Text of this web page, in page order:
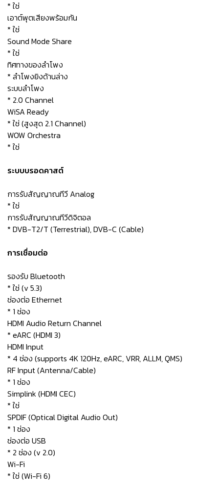
* ใช่
เอาต์พุตเสียงพร้อมกัน
* ใช่
Sound Mode Share
* ใช่
ทิศทางของลำโพง
* ลำโพงยิงด้านล่าง
ระบบลำโพง
* 2.0 Channel
WiSA Ready
* ใช่ (สูงสุด 2.1 Channel)
WOW Orchestra
* ใช่
ระบบบรอดคาสต์
การรับสัญญาณทีวี Analog
* ใช่
การรับสัญญาณทีวีดิจิตอล
* DVB-T2/T (Terrestrial), DVB-C (Cable)
การเชื่อมต่อ
รองรับ Bluetooth
* ใช่ (v 5.3)
ช่องต่อ Ethernet
* 1 ช่อง
HDMI Audio Return Channel
* eARC (HDMI 3)
HDMI Input
* 4 ช่อง (supports 4K 120Hz, eARC, VRR, ALLM, QMS)
RF Input (Antenna/Cable)
* 1 ช่อง
Simplink (HDMI CEC)
* ใช่
SPDIF (Optical Digital Audio Out)
* 1 ช่อง
ช่องต่อ USB
* 2 ช่อง (v 2.0)
Wi-Fi
* ใช่ (Wi-Fi 6)